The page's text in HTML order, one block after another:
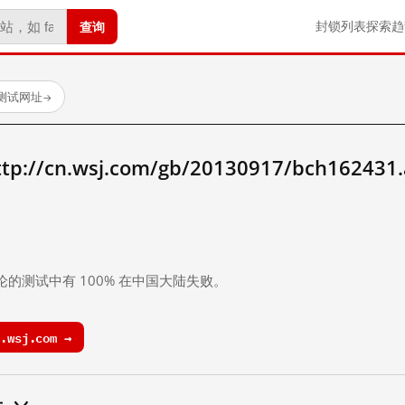
查询 封锁列表探索
试网址→
cn.wsj.com/gb/20130917/
测试中有 100% 在中国大陆失败。
→